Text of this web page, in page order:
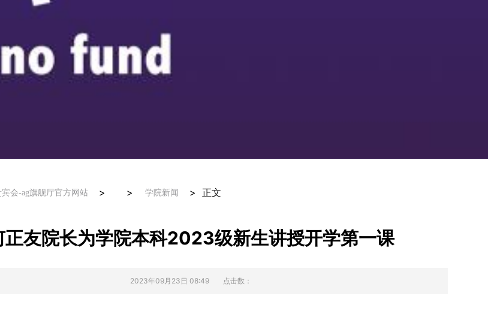
宾会-ag旗舰厅官方网站 > > 学院新闻 > 正文
正友院长为学院本科2023级新生讲授开学第一课
2023年09月23日 08:49 点击数：